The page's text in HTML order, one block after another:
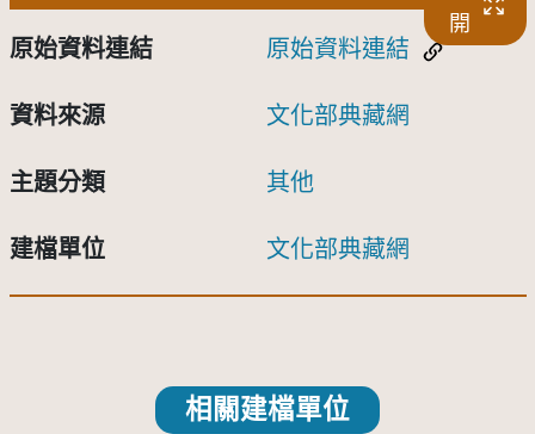
開
原始資料連結 原始資料連結
資料來源 文化部典藏網
主題分類 其他
建檔單位 文化部典藏網
相關建檔單位